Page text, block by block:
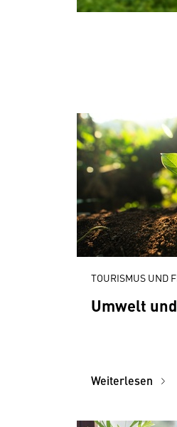
TOURISMUS UND
Umwelt
Weiterlesen